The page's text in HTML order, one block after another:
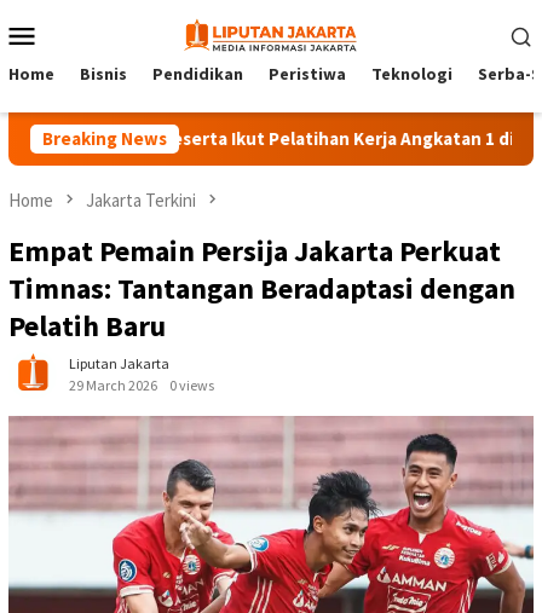
to
Menu
Home Bisnis Pendidikan Peristiwa Teknologi Serba-
Breaking News
140 Peserta Ikut Pelatihan Kerja Angkatan 1 di PPKD
Home Jakarta Terkini
Empat Pemain Persija Jakarta Perkuat
Timnas: Tantangan Beradaptasi dengan
Pelatih Baru
Liputan Jakarta
29 March 2026
0 views